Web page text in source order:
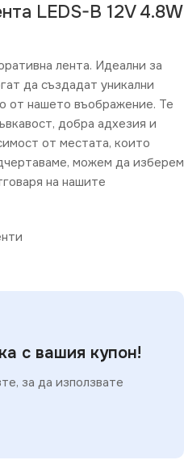
LEDS-B 12V 4.8W
лента. Идеални за
да създадат уникални
от нашето въображение. Те
добра адхезия и
от местата, които
можем да изберем
на нашите
с вашия купон!
за да използвате